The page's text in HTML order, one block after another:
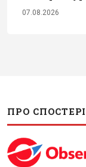
07.08.2026
ПРО